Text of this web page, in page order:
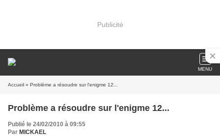
Publicité
MENU
Accueil » Problème a résoudre sur l'enigme 12...
Problème a résoudre sur l'enigme 12...
Publié le 24/02/2010 à 09:55
Par MICKAEL